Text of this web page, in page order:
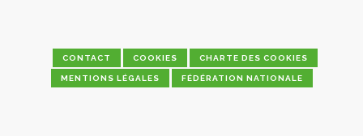
CONTACT COOKIES CHARTE DES COOKIES
MENTIONS LÉGALES FÉDÉRATION NATIONALE